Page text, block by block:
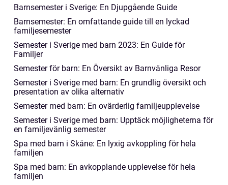
Barnsemester i Sverige: En Djupgående Guide
Barnsemester: En omfattande guide till en lyckad
familjesemester
Semester i Sverige med barn 2023: En Guide för
Familjer
Semester för barn: En Översikt av Barnvänliga Resor
Semester i Sverige med barn: En grundlig översikt och
presentation av olika alternativ
Semester med barn: En ovärderlig familjeupplevelse
Semester i Sverige med barn: Upptäck möjligheterna för
en familjevänlig semester
Spa med barn i Skåne: En lyxig avkoppling för hela
familjen
Spa med barn: En avkopplande upplevelse för hela
familjen